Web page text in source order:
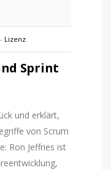
Lizenz
Sprint
und erklärt,
von Scrum
Ron Jeffries ist